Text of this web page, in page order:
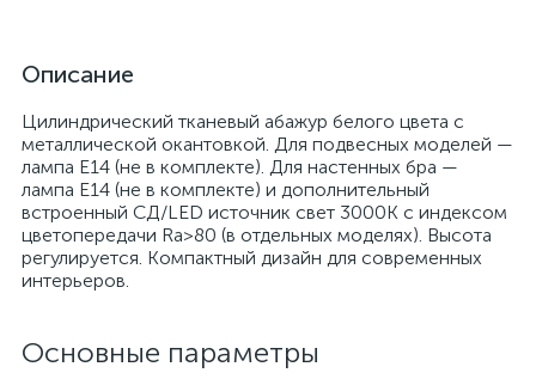
Описание
Цилиндрический тканевый абажур белого цвета с
металлической окантовкой. Для подвесных моделей —
лампа E14 (не в комплекте). Для настенных бра —
лампа E14 (не в комплекте) и дополнительный
встроенный СД/LED источник свет 3000К с индексом
цветопередачи Ra>80 (в отдельных моделях). Высота
регулируется. Компактный дизайн для современных
интерьеров.
Основные параметры